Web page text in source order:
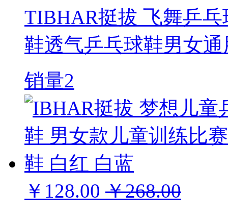
TIBHAR挺拔 飞舞乒
鞋透气乒乓球鞋男女通
销量2
￥128.00 ￥268.00